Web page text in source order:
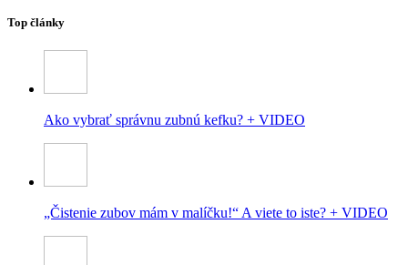
Top články
Ako vybrať správnu zubnú kefku? + VIDEO
„Čistenie zubov mám v malíčku!“ A viete to iste? + VIDEO